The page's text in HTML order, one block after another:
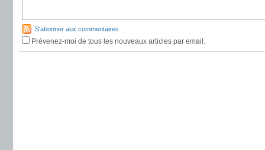
S'abonner aux commentaires
Prévenez-moi de tous les nouveaux articles par email.